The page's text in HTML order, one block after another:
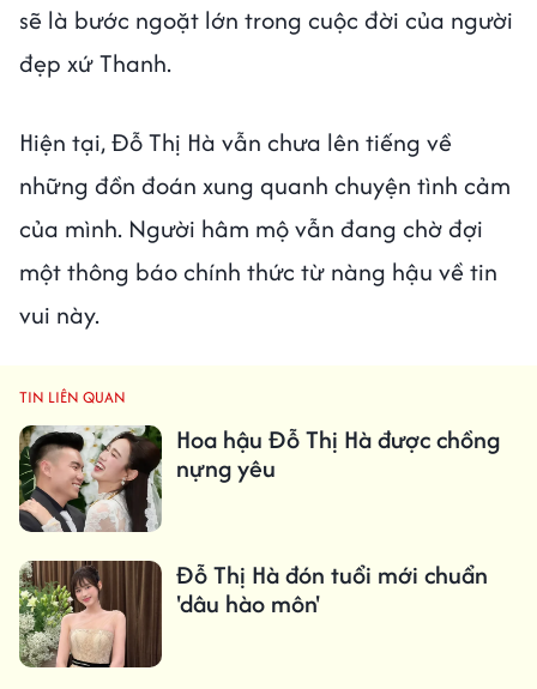
sẽ là bước ngoặt lớn trong cuộc đời của người
đẹp xứ Thanh.
Hiện tại, Đỗ Thị Hà vẫn chưa lên tiếng về
những đồn đoán xung quanh chuyện tình cảm
của mình. Người hâm mộ vẫn đang chờ đợi
một thông báo chính thức từ nàng hậu về tin
vui này.
TIN LIÊN QUAN
Hoa hậu Đỗ Thị Hà được chồng
nựng yêu
Đỗ Thị Hà đón tuổi mới chuẩn
'dâu hào môn'